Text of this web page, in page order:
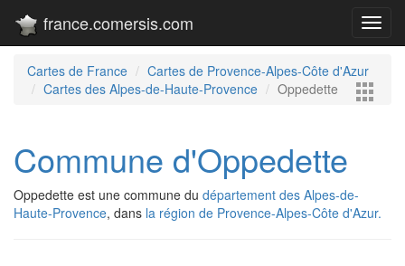
france.comersis.com
Cartes de France
Cartes de Provence-Alpes-Côte d'Azur
Cartes des Alpes-de-Haute-Provence
Oppedette
Commune d'Oppedette
Oppedette est une commune du département des Alpes-de-
Haute-Provence, dans la région de Provence-Alpes-Côte d'Azur.